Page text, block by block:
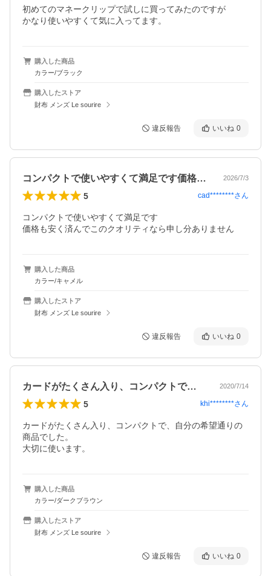
初めてのマネークリップで試しに買ってみたのですが
かなり使いやすくて気に入ってます。
購入した商品
カラー/ブラック
購入したストア
財布 メンズ Le sourire
違反報告 いいね 0
コンパクトで使いやすくて満足です価格も… 2026/7/3
5 cad********さん
コンパクトで使いやすくて満足です
価格も安く済んでこのクオリティなら申し分ありません
購入した商品
カラー/キャメル
購入したストア
財布 メンズ Le sourire
違反報告 いいね 0
カードがたくさん入り、コンパクトで、自… 2020/7/14
5 khi********さん
カードがたくさん入り、コンパクトで、自分の希望通りの
商品でした。
大切に使います。
購入した商品
カラー/ダークブラウン
購入したストア
財布 メンズ Le sourire
違反報告 いいね 0